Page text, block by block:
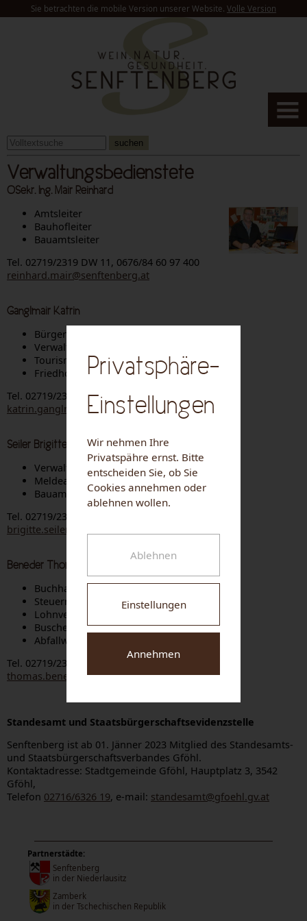
Sie betrachten die mobile Version unserer Website. Volle Version
suchen
Verwaltungsbedienstete
OSekr. Ing. Mair Reinhard
Amtsleiter
Bauhofleiter
Bauamtsleiter
Tel. 02719/2319 DW 11, 0676/84 60 97 400
reinhard.mair@senftenberg.at
Ganglmair Katrin
Bürgerbüro
Verwaltung
Tourismus
Friedhofsangelegenheiten
Tel. 02719/2319 DW 14
katrin.ganglmair@senftenberg.at
Seiler Brigitte
Verwaltung
Meldeamt
Bauamt
Tel. 02719/2319 DW 13
brigitte.seiler@senftenberg.at
Beneder Thomas
Buchhaltung
Steuern und Abgaben
Lohnverrechnung
Buschenschankmeldungen
Abfallwirtschaft
Tel. 02719/2319 DW 15
thomas.beneder@senftenberg.at
Standesamt und Staatsbürgerschaftsevidenzstelle
Senftenberg ist ab 01. Jänner 2023 Mitglied des Standesamts-
und Staatsbürgerschaftsverbandes Gföhl.
Kontaktadresse: Stadtgemeinde Gföhl, Hauptplatz 3, 3542
Gföhl,
Telefon 02716/6326 19, e-mail: standesamt@gfoehl.gv.at
Partnerstädte:
Senftenberg
in der Niederlausitz
Zamberk
in der Tschechischen Republik
Privatsphäre-
Einstellungen
Wir nehmen Ihre
Privatspähre ernst. Bitte
entscheiden Sie, ob Sie
Cookies annehmen oder
ablehnen wollen.
Ablehnen
Einstellungen
Annehmen